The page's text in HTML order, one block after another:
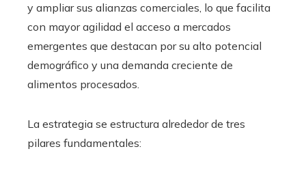
y ampliar sus alianzas comerciales, lo que facilita
con mayor agilidad el acceso a mercados
emergentes que destacan por su alto potencial
demográfico y una demanda creciente de
alimentos procesados.
La estrategia se estructura alrededor de tres
pilares fundamentales: